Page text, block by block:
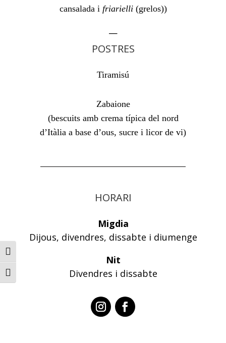
Toggle High Contrast
Toggle Font size
cansalada i friarielli (grelos))
—
POSTRES
Zabaione
(bescuits amb crema típica del nord
d’Itàlia a base d’ous, sucre i licor de vi)
HORARI
Migdia
Dijous, divendres, dissabte i diumenge
Nit
Divendres i dissabte